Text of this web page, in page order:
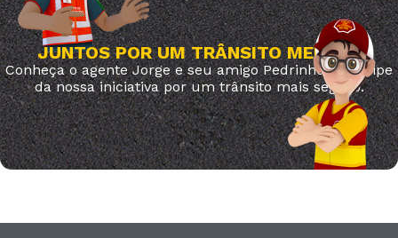
JUNTOS POR UM TRÂNSITO MELHOR
Conheça o agente Jorge e seu amigo Pedrinho. Participe
da nossa iniciativa por um trânsito mais seguro.